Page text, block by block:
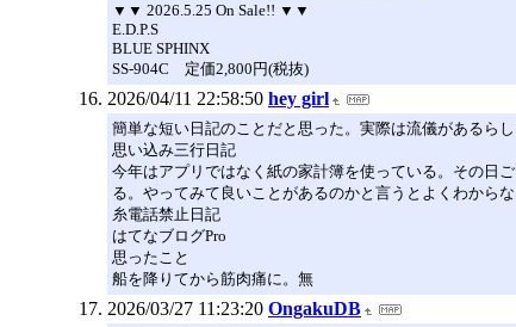
▼▼ 2026.5.25 On Sale!! ▼▼
E.D.P.S
BLUE SPHINX
SS-904C 定価2,800円(税抜)
2026/04/11 22:58:50 hey girl
簡単な短い日記のことだと思った。実際は流儀があるら
思い込み三行日記
今年はアプリではなく紙の家計簿を使っている。その日
る。やってみて良いことがあるのかと言うとよくわから
糸電話禁止日記
はてなブログPro
思ったこと
船を降りてから筋肉痛に。無
2026/03/27 11:23:20 OngakuDB